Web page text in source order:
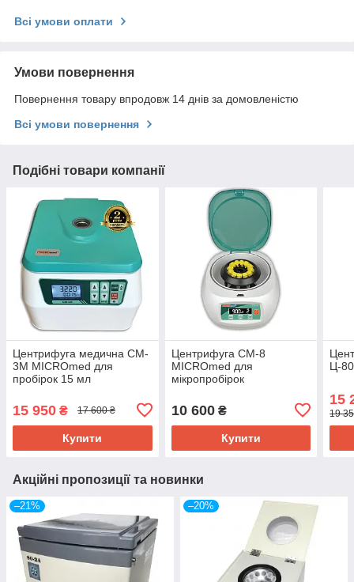
Всі умови оплати
Умови повернення
Повернення товару впродовж 14 днів за домовленістю
Всі умови повернення
Подібні товари компанії
Центрифуга медична CM-
3M MICROmed для
пробірок 15 мл
15 950 ₴ 17 600 ₴
Купити
Центрифуга СМ-8
MICROmed для
мікропробірок
10 600₴
Купити
Ц-
15
19
Акційні пропозиції та новинки
–21% –20%